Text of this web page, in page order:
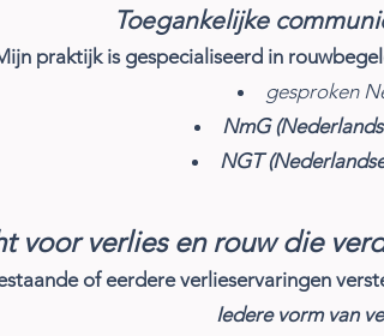
Toegankelijke
praktijk is gespecialiseerd in
gesproken
NmG
NGT
voor verlies en rouw die
of eerdere verlieservaringen
Iedere vorm van